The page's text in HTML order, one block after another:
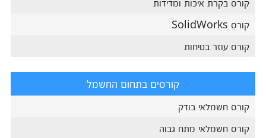
קורס SolidWorks
קורס עוזר בטיחות
קורסים בתחום החשמל
קורס חשמלאי בודק
קורס חשמלאי מתח גבוה